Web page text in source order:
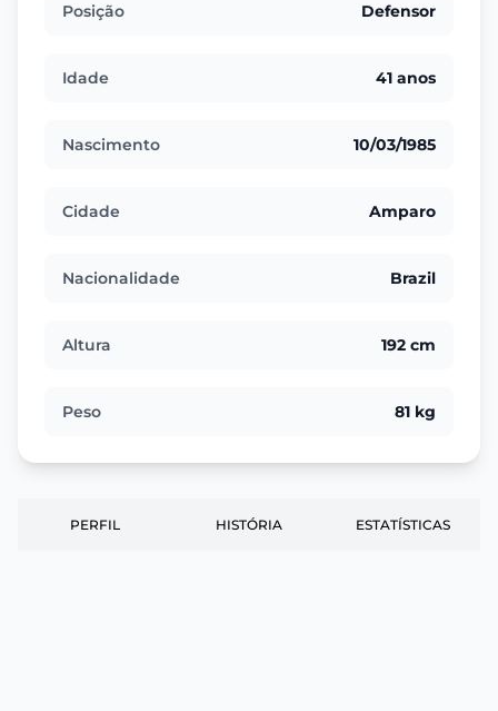
Posição Defensor
Idade 41 anos
Nascimento 10/03/1985
Cidade Amparo
Nacionalidade Brazil
Altura 192 cm
Peso 81 kg
PERFIL HISTÓRIA ESTATÍSTICAS